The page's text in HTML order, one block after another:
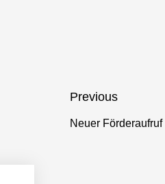
Previous
Previous
Neuer